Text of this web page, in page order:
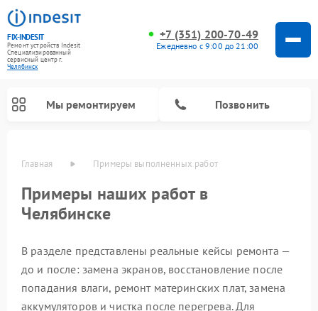
FIX-INDESIT
Ремонт устройств Indesit
Специализированный
cервисный центр г.
Челябинск
+7 (351) 200-70-49
Ежедневно с 9:00 до 21:00
Мы ремонтируем Позвонить
Главная Примеры выполненных работ
Примеры наших работ в
Челябинске
В разделе представлены реальные кейсы ремонта —
до и после: замена экранов, восстановление после
попадания влаги, ремонт материнских плат, замена
аккумуляторов и чистка после перегрева. Для